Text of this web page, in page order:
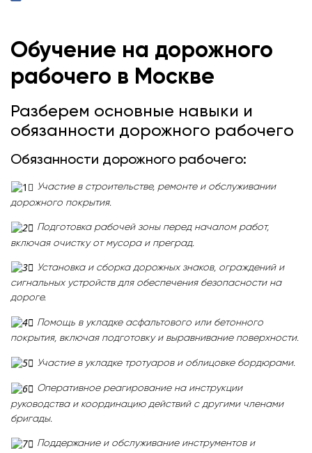
Обучение на дорожного
рабочего в Москве
Разберем основные навыки и
обязанности дорожного рабочего
Обязанности дорожного рабочего:
Участие в строительстве, ремонте и обслуживании
дорожного покрытия.
Подготовка рабочей зоны перед началом работ,
включая очистку от мусора и преград.
Установка и сборка дорожных знаков, ограждений и
сигнальных устройств для обеспечения безопасности на
дороге.
Помощь в укладке асфальтового или бетонного
покрытия, включая подготовку и выравнивание поверхности.
Участие в укладке тротуаров и облицовке бордюрами.
Оперативное реагирование на инструкции
руководства и координацию действий с другими членами
бригады.
Поддержание и обслуживание инструментов и